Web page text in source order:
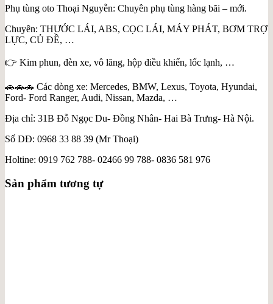
Phụ tùng oto Thoại Nguyễn: Chuyên phụ tùng hàng bãi – mới.
Chuyên: THƯỚC LÁI, ABS, CỌC LÁI, MÁY PHÁT, BƠM TRỢ
LỰC, CỦ ĐỀ, …
👉 Kim phun, đèn xe, vô lăng, hộp điều khiển, lốc lạnh, …
🚗🚗🚗 Các dòng xe: Mercedes, BMW, Lexus, Toyota, Hyundai,
Ford- Ford Ranger, Audi, Nissan, Mazda, …
Địa chỉ: 31B Đỗ Ngọc Du- Đồng Nhân- Hai Bà Trưng- Hà Nội.
Số DĐ: 0968 33 88 39 (Mr Thoại)
Holtine: 0919 762 788- 02466 99 788- 0836 581 976
Sản phẩm tương tự